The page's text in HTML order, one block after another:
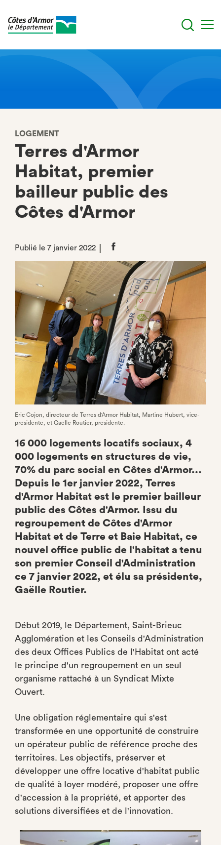
LOGEMENT
Terres d'Armor
Habitat, premier
bailleur public des
Côtes d'Armor
Publié le 7 janvier 2022
Partager
Facebook
Eric Cojon, directeur de Terres d'Armor Habitat, Martine Hubert, vice-
présidente, et Gaëlle Routier, présidente.
16 000 logements locatifs sociaux, 4
000 logements en structures de vie,
70% du parc social en Côtes d'Armor...
Depuis le 1er janvier 2022, Terres
d'Armor Habitat est le premier bailleur
public des Côtes d'Armor. Issu du
regroupement de Côtes d'Armor
Habitat et de Terre et Baie Habitat, ce
nouvel office public de l'habitat a tenu
son premier Conseil d'Administration
ce 7 janvier 2022, et élu sa présidente,
Gaëlle Routier.
Début 2019, le Département, Saint-Brieuc
Agglomération et les Conseils d'Administration
des deux Offices Publics de l'Habitat ont acté
le principe d'un regroupement en un seul
organisme rattaché à un Syndicat Mixte
Ouvert.
Une obligation réglementaire qui s'est
transformée en une opportunité de construire
un opérateur public de référence proche des
territoires. Les objectifs, préserver et
développer une offre locative d'habitat public
de qualité à loyer modéré, proposer une offre
d'accession à la propriété, et apporter des
solutions diversifiées et de l'innovation.